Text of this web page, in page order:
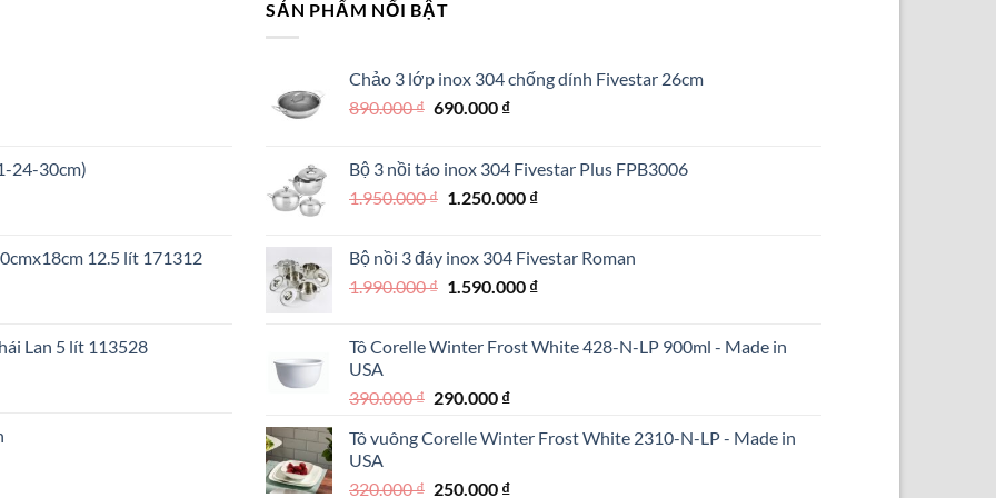
24-30cm)
12.5 lít 171312
Lan 5 lít 113528
SẢN PHẨM NỔI BẬT
Chảo 3 lớp inox 304 chống dính Fivestar 26cm
890.000₫ Giá
890.000 ₫.
690.000 ₫Giá
là:
690.000 ₫.
Bộ 3 nồi táo inox 304 Fivestar Plus FPB3006
1.950.000₫ Giá
1.950.000 ₫.
1.250.000 ₫Giá
là:
1.250.000 ₫.
Bộ nồi 3 đáy inox 304 Fivestar Roman
1.990.000₫ Giá
1.990.000 ₫.
1.590.000 ₫Giá
là:
Tô Corelle Winter Frost White 428-N-LP 900ml - Made in
USA
390.000₫ Giá
là:
290.000 ₫Giá
tại
290.000 ₫.
Tô vuông Corelle Winter Frost White 2310-N-LP - Made in
USA
320.000₫ Giá
250.000 ₫Giá